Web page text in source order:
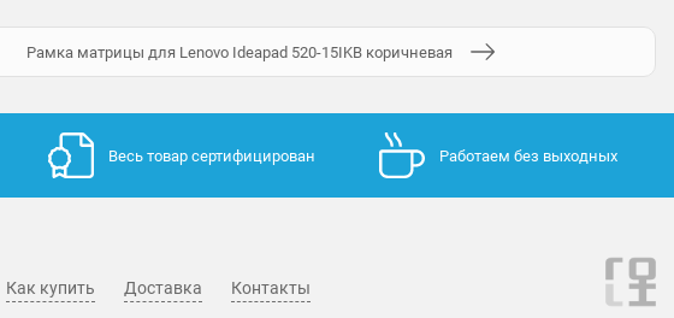
Рамка матрицы для Lenovo Ideapad 520-15IKB коричневая
Весь товар сертифицирован Работаем без выходных
Как купить Доставка Контакты